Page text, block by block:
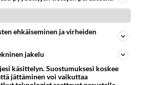
ehkäiseminen ja virheiden
jakelu
käsittelyn. Suostumuksesi koskee
jättäminen voi vaikuttaa